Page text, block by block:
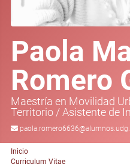
Paola
Romero
Maestría en Movilidad
Territorio /Asistente de
Inicio
Curriculum Vitae